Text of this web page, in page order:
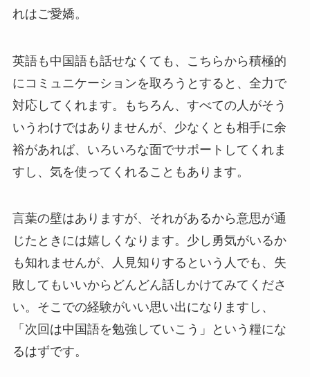
れはご愛嬌。
英語も中国語も話せなくても、こちらから積極的
にコミュニケーションを取ろうとすると、全力で
対応してくれます。もちろん、すべての人がそう
いうわけではありませんが、少なくとも相手に余
裕があれば、いろいろな面でサポートしてくれま
すし、気を使ってくれることもあります。
言葉の壁はありますが、それがあるから意思が通
じたときには嬉しくなります。少し勇気がいるか
も知れませんが、人見知りするという人でも、失
敗してもいいからどんどん話しかけてみてくださ
い。そこでの経験がいい思い出になりますし、
「次回は中国語を勉強していこう」という糧にな
るはずです。